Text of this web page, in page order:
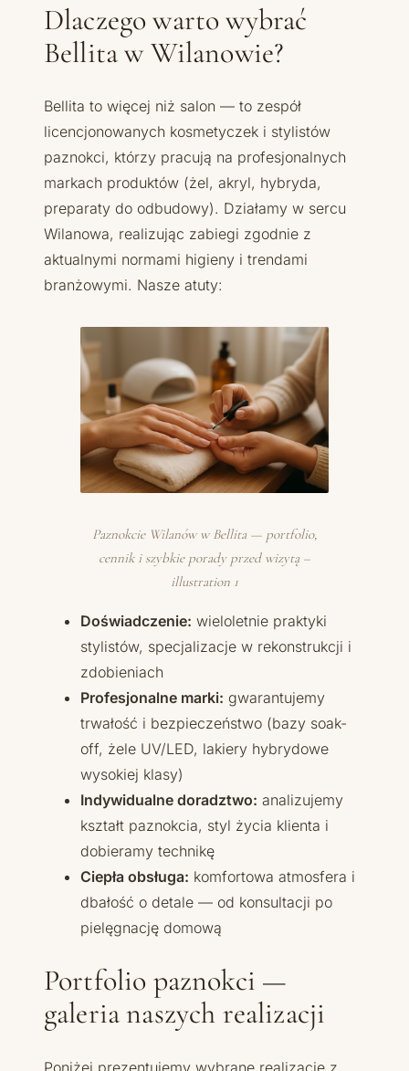
Dlaczego warto wybrać
Bellita w Wilanowie?
Bellita to więcej niż salon — to zespół
licencjonowanych kosmetyczek i stylistów
paznokci, którzy pracują na profesjonalnych
markach produktów (żel, akryl, hybryda,
preparaty do odbudowy). Działamy w sercu
Wilanowa, realizując zabiegi zgodnie z
aktualnymi normami higieny i trendami
branżowymi. Nasze atuty:
Paznokcie Wilanów w Bellita — portfolio,
cennik i szybkie porady przed wizytą –
illustration 1
Doświadczenie: wieloletnie praktyki
stylistów, specjalizacje w rekonstrukcji i
zdobieniach
Profesjonalne marki: gwarantujemy
trwałość i bezpieczeństwo (bazy soak-
off, żele UV/LED, lakiery hybrydowe
wysokiej klasy)
Indywidualne doradztwo: analizujemy
kształt paznokcia, styl życia klienta i
dobieramy technikę
Ciepła obsługa: komfortowa atmosfera i
dbałość o detale — od konsultacji po
pielęgnację domową
Portfolio paznokci —
galeria naszych realizacji
Poniżej prezentujemy wybrane realizacje z